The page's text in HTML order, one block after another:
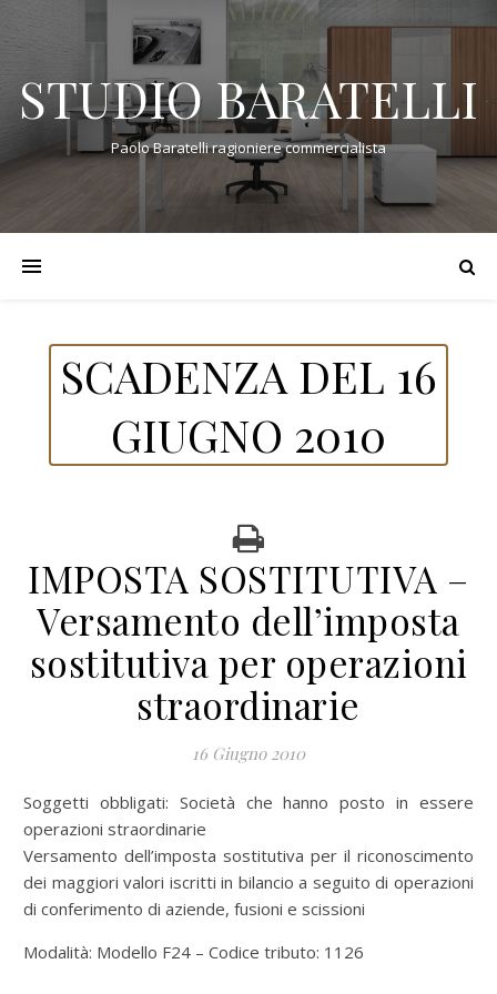
STUDIO BARATELLI
Paolo Baratelli ragioniere commercialista
SCADENZA DEL 16
GIUGNO 2010
IMPOSTA SOSTITUTIVA –
Versamento dell’imposta
sostitutiva per operazioni
straordinarie
16 Giugno 2010
Soggetti obbligati: Società che hanno posto in essere
operazioni straordinarie
Versamento dell’imposta sostitutiva per il riconoscimento
dei maggiori valori iscritti in bilancio a seguito di operazioni
di conferimento di aziende, fusioni e scissioni
Modalità: Modello F24 – Codice tributo: 1126